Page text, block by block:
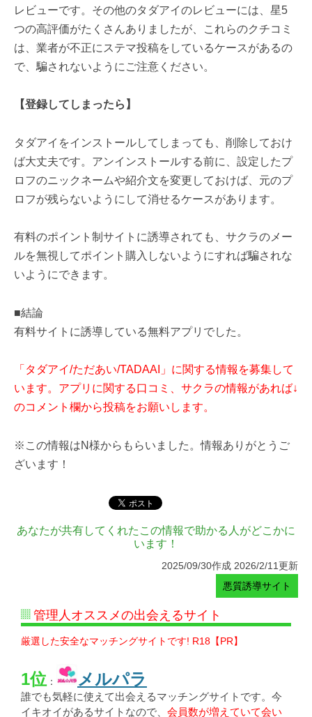
レビューです。その他のタダアイのレビューには、星5
つの高評価がたくさんありましたが、これらのクチコミ
は、業者が不正にステマ投稿をしているケースがあるの
で、騙されないようにご注意ください。
【登録してしまったら】
タダアイをインストールしてしまっても、削除しておけ
ば大丈夫です。アンインストールする前に、設定したプ
ロフのニックネームや紹介文を変更しておけば、元のプ
ロフが残らないようにして消せるケースがあります。
有料のポイント制サイトに誘導されても、サクラのメー
ルを無視してポイント購入しないようにすれば騙されな
いようにできます。
■結論
有料サイトに誘導している無料アプリでした。
「タダアイ/ただあい/TADAAI」に関する情報を募集して
います。アプリに関する口コミ、サクラの情報があれば↓
のコメント欄から投稿をお願いします。
※この情報はN様からもらいました。情報ありがとうご
ざいます！
あなたが共有してくれたこの情報で助かる人がどこかに
います！
2025/09/30作成 2026/2/11更新
悪質誘導サイト
管理人オススメの出会えるサイト
厳選した安全なマッチングサイトです! R18【PR】
1位 ： メルパラ
誰でも気軽に使えて出会えるマッチングサイトです。今
イキオイがあるサイトなので、 会員数が増えていて会い